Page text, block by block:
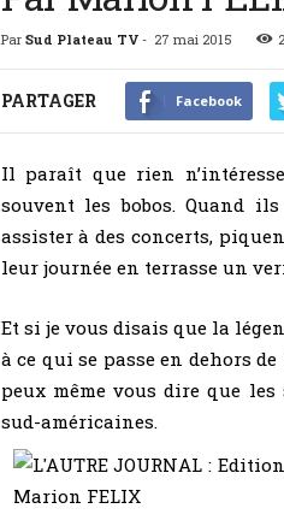
Par Sud Plateau TV- 27 mai 2015
PARTAGER Facebook
Il paraît que rien
souvent les bobos. Quand
assister à des concerts,
leur journée en terrasse un
Et si je vous disais que la
à ce qui se passe en dehors
peux même vous dire que
sud-américaines.